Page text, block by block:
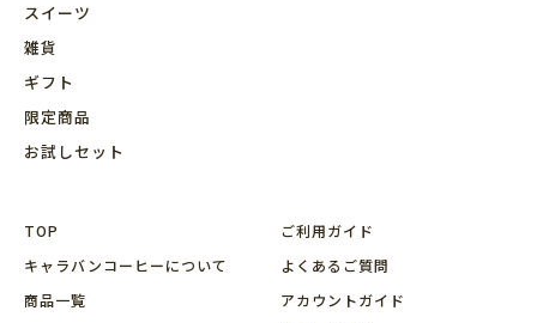
スイーツ
雑貨
ギフト
限定商品
お試しセット
TOP
キャラバンコーヒーについて
商品⼀覧
ご利用ガイド
よくあるご質問
アカウントガイド